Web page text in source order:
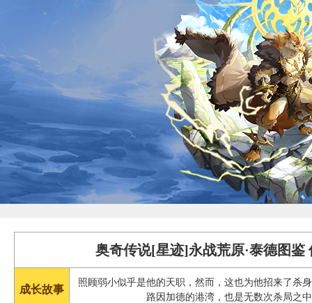
奥奇传说[星迹]永战荒原·泰德图鉴
成长故事
照顾弱小似乎是他的天职，然而，这也为他招来了
路因加德的港湾，也是无数次杀局之